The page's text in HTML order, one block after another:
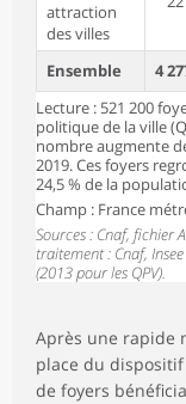
attraction
des villes
Ensemble 4
Lecture : 521 200
politique de la ville
nombre augmente
2019. Ces foyers
24,5 % de la
Champ : France
Sources : Cnaf, fichier
traitement : Cnaf,
(2013 pour les QPV).
Après une rapide
place du
de foyers